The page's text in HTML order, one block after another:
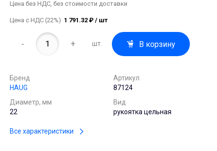
Цена без НДС, без стоимости доставки
Цена с НДС (22%) 1 791.32 ₽ / шт
- + шт. В корзину
Бренд
HAUG
Артикул
87124
Диаметр, мм
22
Вид
рукоятка цельная
Все характеристики